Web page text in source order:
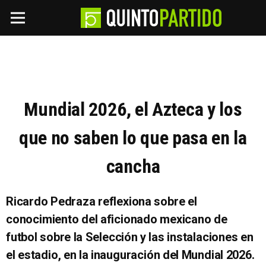
Mundial 2026, el Azteca y los
que no saben lo que pasa en la
cancha
Ricardo Pedraza reflexiona sobre el
conocimiento del aficionado mexicano de
futbol sobre la Selección y las instalaciones en
el estadio, en la inauguración del Mundial 2026.